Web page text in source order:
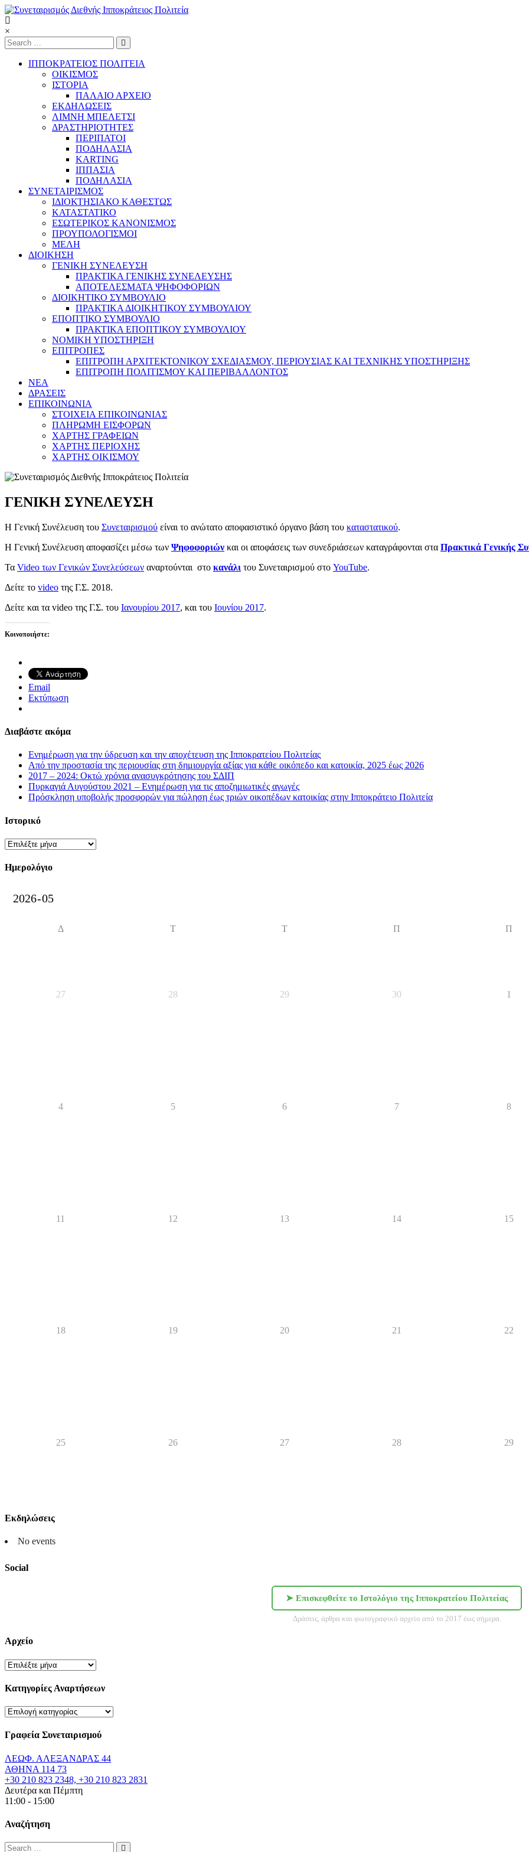
Skip
to
content
Συνεταιρισμός
Διεθνής
Ιπποκράτειος
Πολιτεία
×
ΙΠΠΟΚΡΑΤΕΙΟΣ ΠΟΛΙΤΕΙΑ
ΟΙΚΙΣΜΟΣ
ΙΣΤΟΡΙΑ
ΠΑΛΑΙΟ ΑΡΧΕΙΟ
ΕΚΔΗΛΩΣΕΙΣ
ΛΙΜΝΗ ΜΠΕΛΕΤΣΙ
ΔΡΑΣΤΗΡΙΟΤΗΤΕΣ
ΠΕΡΙΠΑΤΟΙ
ΠΟΔΗΛΑΣΙΑ
KARTING
ΙΠΠΑΣΙΑ
ΠΟΔΗΛΑΣΙΑ
ΣΥΝΕΤΑΙΡΙΣΜΟΣ
ΙΔΙΟΚΤΗΣΙΑΚΟ ΚΑΘΕΣΤΩΣ
ΚΑΤΑΣΤΑΤΙΚΟ
ΕΣΩΤΕΡΙΚΟΣ ΚΑΝΟΝΙΣΜΟΣ
ΠΡΟΥΠΟΛΟΓΙΣΜΟΙ
ΜΕΛΗ
ΔΙΟΙΚΗΣΗ
ΓΕΝΙΚΗ ΣΥΝΕΛΕΥΣΗ
ΠΡΑΚΤΙΚΑ ΓΕΝΙΚΗΣ ΣΥΝΕΛΕΥΣΗΣ
ΑΠΟΤΕΛΕΣΜΑΤΑ ΨΗΦΟΦΟΡΙΩΝ
ΔΙΟΙΚΗΤΙΚΟ ΣΥΜΒΟΥΛΙΟ
ΠΡΑΚΤΙΚΑ ΔΙΟΙΚΗΤΙΚΟΥ ΣΥΜΒΟΥΛΙΟΥ
ΕΠΟΠΤΙΚΟ ΣΥΜΒΟΥΛΙΟ
ΠΡΑΚΤΙΚΑ ΕΠΟΠΤΙΚΟΥ ΣΥΜΒΟΥΛΙΟΥ
ΝΟΜΙΚΗ ΥΠΟΣΤΗΡΙΞΗ
ΕΠΙΤΡΟΠΕΣ
ΕΠΙΤΡΟΠΗ ΑΡΧΙΤΕΚΤΟΝΙΚΟΥ ΣΧΕΔΙΑΣΜΟΥ, ΠΕΡΙΟΥΣΙΑΣ ΚΑΙ ΤΕΧΝΙΚΗΣ ΥΠΟΣΤΗΡΙΞΗΣ
ΕΠΙΤΡΟΠΗ ΠΟΛΙΤΙΣΜΟΥ ΚΑΙ ΠΕΡΙΒΑΛΛΟΝΤΟΣ
NEA
ΔΡΑΣΕΙΣ
ΕΠΙΚΟΙΝΩΝΙΑ
ΣΤΟΙΧΕΙΑ ΕΠΙΚΟΙΝΩΝΙΑΣ
ΠΛΗΡΩΜΗ ΕΙΣΦΟΡΩΝ
ΧΑΡΤΗΣ ΓΡΑΦΕΙΩΝ
ΧΑΡΤΗΣ ΠΕΡΙΟΧΗΣ
ΧΑΡΤΗΣ ΟΙΚΙΣΜΟΥ
ΓΕΝΙΚΗ ΣΥΝΕΛΕΥΣΗ
Η Γενική Συνέλευση του Συνεταιρισμού είναι το ανώτατο αποφασιστικό όργανο βάση του καταστατικού.
Η Γενική Συνέλευση αποφασίζει μέσω των Ψηφοφοριών και οι αποφάσεις των συνεδριάσεων καταγράφονται στα Πρακτικά Γενικής
Τα Video των Γενικών Συνελεύσεων αναρτούνται στο κανάλι του Συνεταιρισμού στο YouTube.
Δείτε τo video της Γ.Σ. 2018.
Δείτε και τα video της Γ.Σ. του Ιανουρίου 2017, και του Ιουνίου 2017.
Κοινοποιήστε:
Email
Εκτύπωση
Διαβάστε ακόμα
Ενημέρωση για την ύδρευση και την αποχέτευση της Ιπποκρατείου Πολιτείας
Από την προστασία της περιουσίας στη δημιουργία αξίας για κάθε οικόπεδο και κατοικία, 2025 έως 2026
2017 – 2024: Οκτώ χρόνια ανασυγκρότησης του ΣΔΙΠ
Πυρκαγιά Αυγούστου 2021 – Ενημέρωση για τις αποζημιωτικές αγωγές
Πρόσκληση υποβολής προσφορών για πώληση έως τριών οικοπέδων κατοικίας στην Ιπποκράτειο Πολιτεία
Ιστορικό
Ιστορικό
Ημερολόγιο
Δ Τ Τ Π Π
27 28 29 30 1
4 5 6 7 8
11 12 13 14 15
18 19 20 21 22
25 26 27 28 29
Εκδηλώσεις
No events
Social
➤ Επισκεφθείτε το Ιστολόγιο της Ιπποκρατείου Πολιτείας
Δράσεις, άρθρα και φωτογραφικό αρχείο από το 2017 έως σήμερα.
Αρχείο
Αρχείο
Κατηγορίες Αναρτήσεων
Κατηγορίες
Γραφεία Συνεταιρισμού
ΛΕΩΦ. ΑΛΕΞΑΝΔΡΑΣ 44
ΑΘΗΝΑ 114 73
+30 210 823 2348, +30 210 823 2831
Δευτέρα και Πέμπτη
11:00 - 15:00
Αναζήτηση